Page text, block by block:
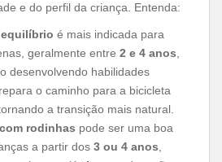
e do perfil da criança. Entenda:
é mais indicada para
geralmente entre 2 e 4 anos
desenvolvendo habilidades
o caminho para a bicicleta
a transição mais natural.
rodinhas pode ser uma boa
a partir dos 3 ou 4 anos